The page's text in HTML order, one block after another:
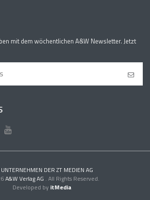
mit dem wöchentlichen A&W Newsletter. Jetzt
DER ZT MEDIEN AG
A&W Verlag AG . All Rights Reserved.
Developed by itMedia